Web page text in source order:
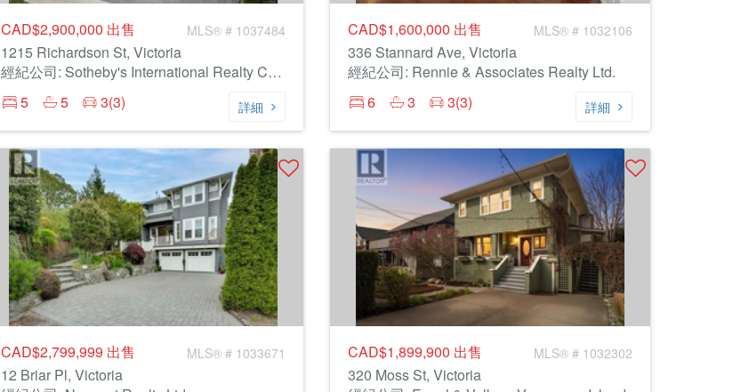
CAD$2,900,000 出售 MLS® # 1037484
1215 Richardson St, Victoria
經紀公司: Sotheby's International Realty Canada
5
5 3(3) 詳細
CAD$1,600,000 出售 MLS® # 1032106
336 Stannard Ave, Victoria
經紀公司: Rennie & Associates Realty Ltd.
6
3 3(3) 詳細
CAD$2,799,999 出售 MLS® # 1033671
12 Briar Pl, Victoria
CAD$1,899,900 出售 MLS® # 1032302
320 Moss St, Victoria